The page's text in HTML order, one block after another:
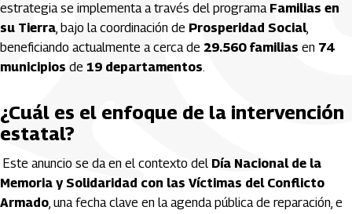
estrategia se implementa a través del programa Familias en
su Tierra, bajo la coordinación de Prosperidad Social,
beneficiando actualmente a cerca de 29.560 familias en 74
municipios de 19 departamentos.
¿Cuál es el enfoque de la intervención
estatal?
Este anuncio se da en el contexto del Día Nacional de la
Memoria y Solidaridad con las Víctimas del Conflicto
Armado, una fecha clave en la agenda pública de reparación, e